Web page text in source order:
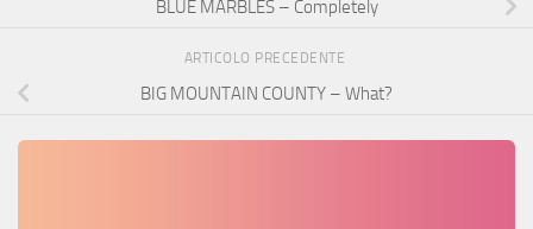
BLUE MARBLES – Completely
ARTICOLO PRECEDENTE
BIG MOUNTAIN COUNTY – What?